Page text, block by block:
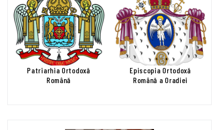
Patriarhia Ortodoxă
Română
Episcopia Ortodoxă
Română a Oradiei